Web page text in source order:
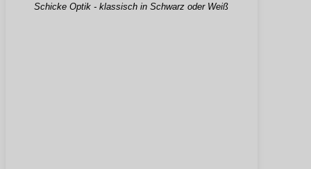
Schicke Optik - klassisch in Schwarz oder Weiß